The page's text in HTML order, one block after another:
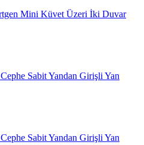
Mini Küvet Üzeri İki Duvar
Sabit Yandan Girişli Yan
Sabit Yandan Girişli Yan